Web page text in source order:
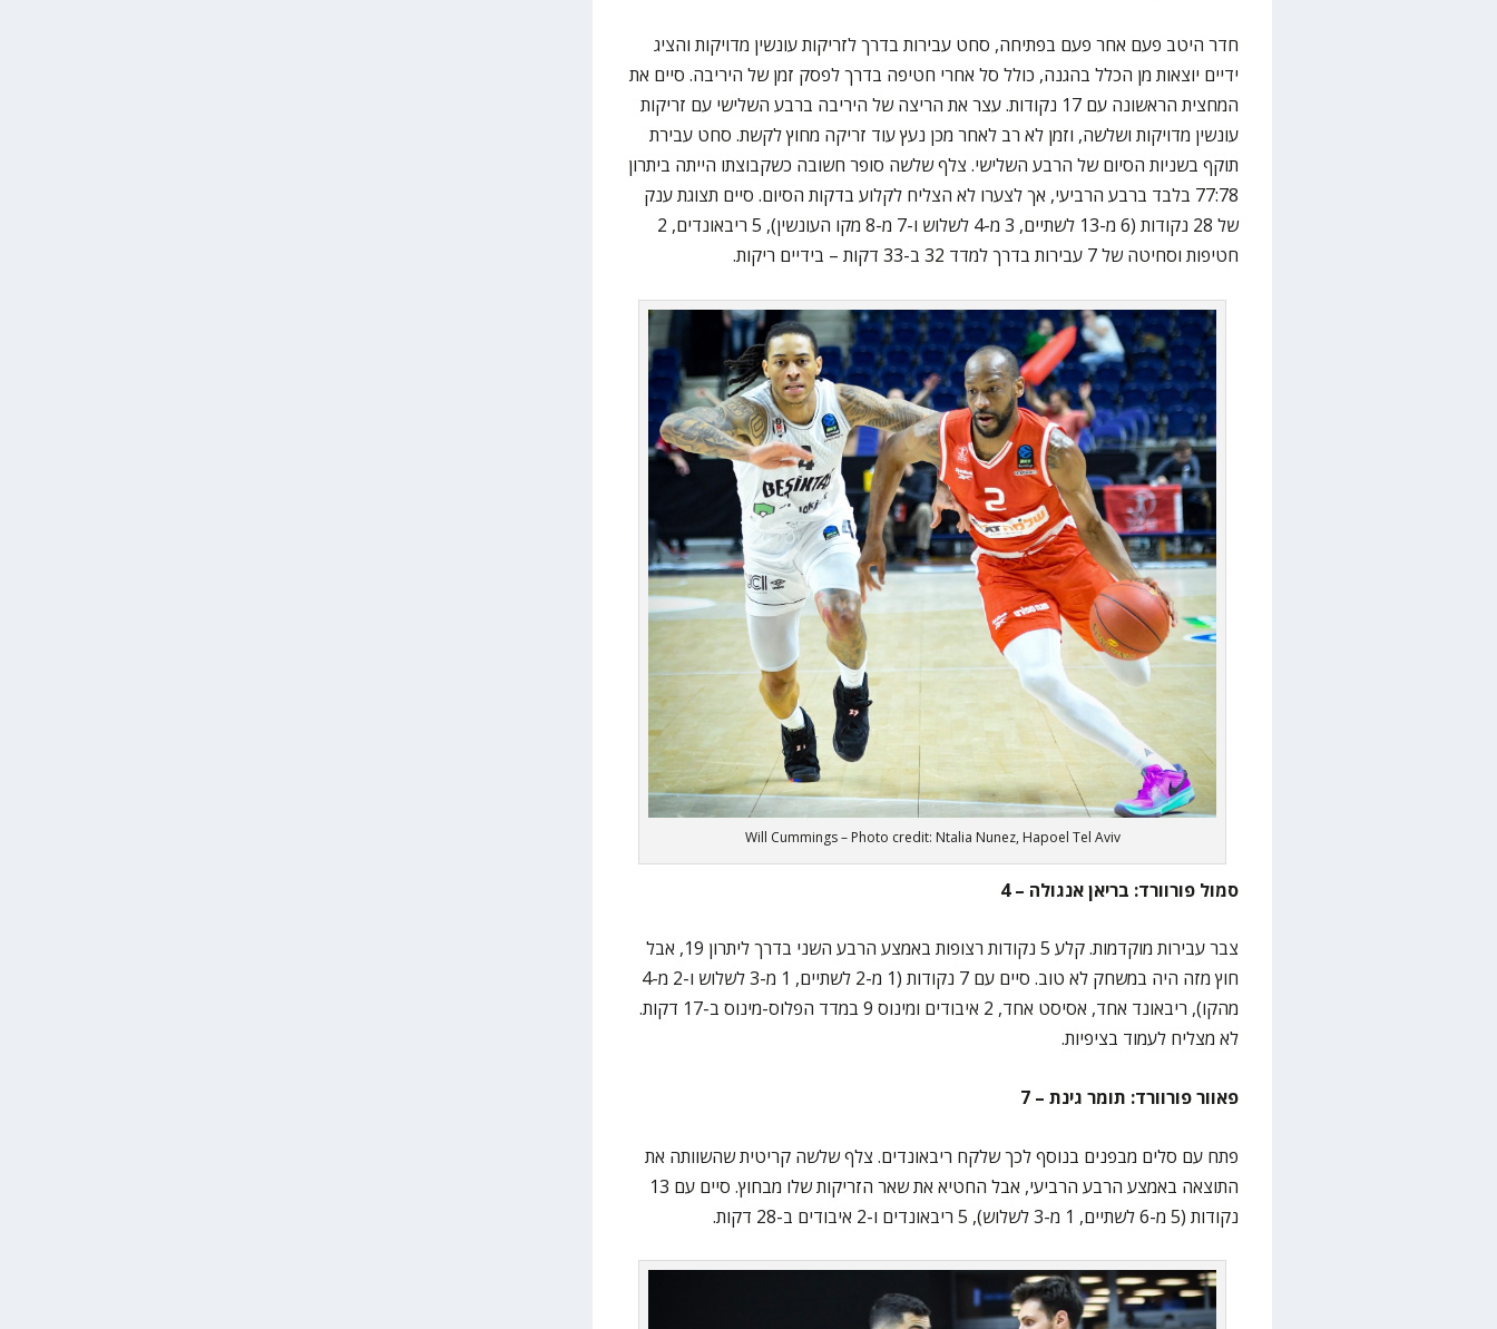
חדר היטב פעם אחר פעם בפתיחה, סחט עבירות בדרך לזריקות עונשין מדויקות והציג
ידיים יוצאות מן הכלל בהגנה, כולל סל אחרי חטיפה בדרך לפסק זמן של היריבה. סיים את
המחצית הראשונה עם 17 נקודות. עצר את הריצה של היריבה ברבע השלישי עם זריקות
עונשין מדויקות ושלשה, וזמן לא רב לאחר מכן נעץ עוד זריקה מחוץ לקשת. סחט עבירת
תוקף בשניות הסיום של הרבע השלישי. צלף שלשה סופר חשובה כשקבוצתו הייתה ביתרון
77:78 בלבד ברבע הרביעי, אך לצערו לא הצליח לקלוע בדקות הסיום. סיים תצוגת ענק
של 28 נקודות (6 מ-13 לשתיים, 3 מ-4 לשלוש ו-7 מ-8 מקו העונשין), 5 ריבאונדים, 2
חטיפות וסחיטה של 7 עבירות בדרך למדד 32 ב-33 דקות – בידיים ריקות.
Will Cummings – Photo credit: Ntalia Nunez, Hapoel Tel Aviv
סמול פורוורד: בריאן אנגולה – 4
צבר עבירות מוקדמות. קלע 5 נקודות רצופות באמצע הרבע השני בדרך ליתרון 19, אבל
חוץ מזה היה במשחק לא טוב. סיים עם 7 נקודות (1 מ-2 לשתיים, 1 מ-3 לשלוש ו-2 מ-4
מהקו), ריבאונד אחד, אסיסט אחד, 2 איבודים ומינוס 9 במדד הפלוס-מינוס ב-17 דקות.
לא מצליח לעמוד בציפיות.
פאוור פורוורד: תומר גינת – 7
פתח עם סלים מבפנים בנוסף לכך שלקח ריבאונדים. צלף שלשה קריטית שהשוותה את
התוצאה באמצע הרבע הרביעי, אבל החטיא את שאר הזריקות שלו מבחוץ. סיים עם 13
נקודות (5 מ-6 לשתיים, 1 מ-3 לשלוש), 5 ריבאונדים ו-2 איבודים ב-28 דקות.